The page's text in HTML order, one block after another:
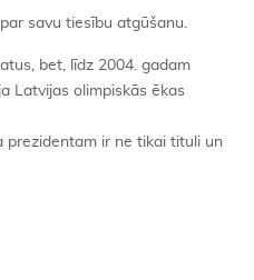
savu tiesību atgūšanu.
bet, līdz 2004. gadam
Latvijas olimpiskās ēkas
prezidentam ir ne tikai tituli un